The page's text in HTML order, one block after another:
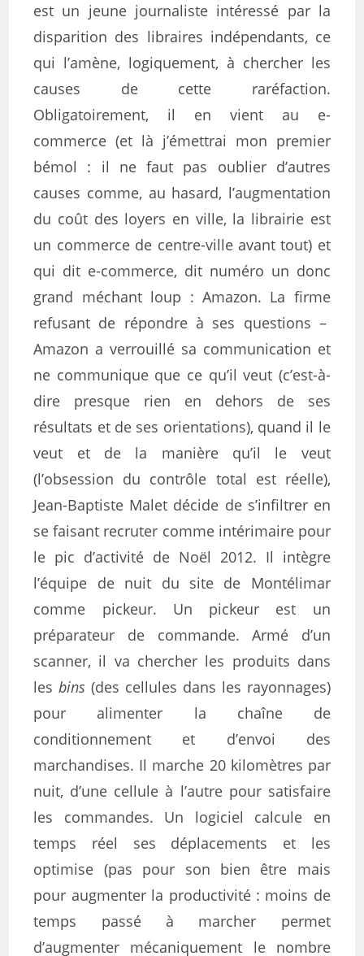
est un jeune journaliste intéressé par la
disparition des libraires indépendants, ce
qui l’amène, logiquement, à chercher les
causes de cette raréfaction.
Obligatoirement, il en vient au e-
commerce (et là j’émettrai mon premier
bémol : il ne faut pas oublier d’autres
causes comme, au hasard, l’augmentation
du coût des loyers en ville, la librairie est
un commerce de centre-ville avant tout) et
qui dit e-commerce, dit numéro un donc
grand méchant loup : Amazon. La firme
refusant de répondre à ses questions –
Amazon a verrouillé sa communication et
ne communique que ce qu’il veut (c’est-à-
dire presque rien en dehors de ses
résultats et de ses orientations), quand il le
veut et de la manière qu’il le veut
(l’obsession du contrôle total est réelle),
Jean-Baptiste Malet décide de s’infiltrer en
se faisant recruter comme intérimaire pour
le pic d’activité de Noël 2012. Il intègre
l’équipe de nuit du site de Montélimar
comme pickeur. Un pickeur est un
préparateur de commande. Armé d’un
scanner, il va chercher les produits dans
lesbins(des cellules dans les rayonnages)
pour alimenter la chaîne de
conditionnement et d’envoi des
marchandises. Il marche 20 kilomètres par
nuit, d’une cellule à l’autre pour satisfaire
les commandes. Un logiciel calcule en
temps réel ses déplacements et les
optimise (pas pour son bien être mais
pour augmenter la productivité : moins de
temps passé à marcher permet
d’augmenter mécaniquement le nombre